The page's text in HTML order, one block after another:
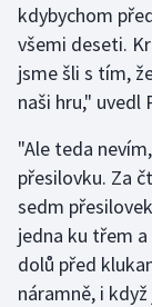
kdybychom
všemi deseti.
jsme šli s tím,
naši hru," uvedl
"Ale teda
přesilovku. Za
sedm
jedna ku třem
dolů před
náramně, i